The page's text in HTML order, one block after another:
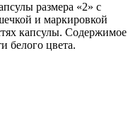
размера «2» с
и маркировкой
капсулы. Содержимое
белого цвета.